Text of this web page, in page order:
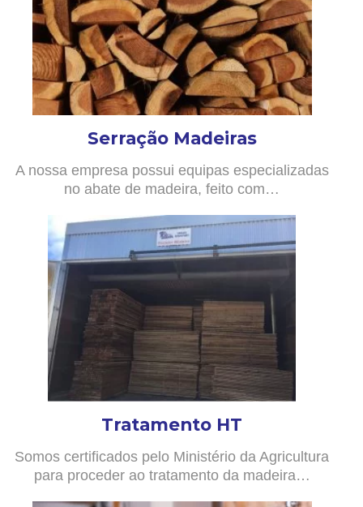
Serração Madeiras
A nossa empresa possui equipas especializadas
no abate de madeira, feito com…
Tratamento HT
Somos certificados pelo Ministério da Agricultura
para proceder ao tratamento da madeira…